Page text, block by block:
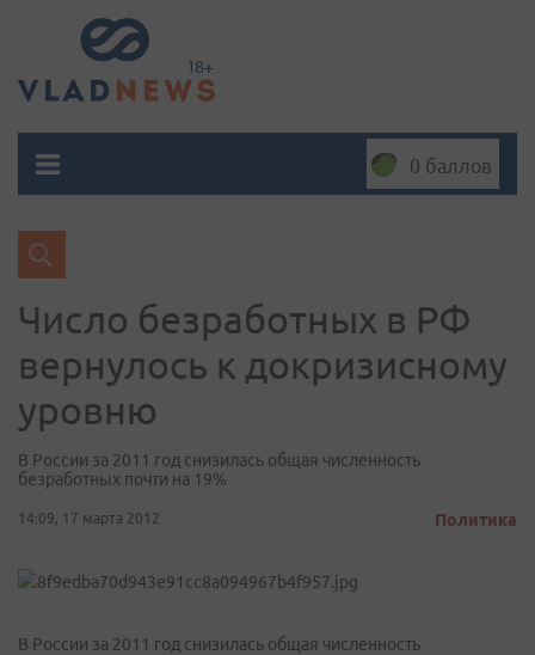
0 баллов
Число безработных в РФ
вернулось к докризисному
уровню
В России за 2011 год снизилась общая численность
безработных почти на 19%
14:09, 17 марта 2012 Политика
В России за 2011 год снизилась общая численность